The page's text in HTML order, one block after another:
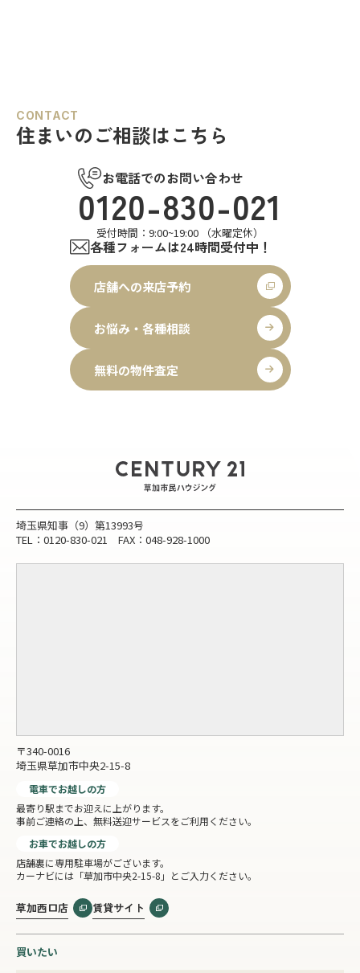
CONTACT
住まいのご相談はこちら
お電話でのお問い合わせ
0120-830-021
受付時間：9:00~19:00 （水曜定休）
各種フォームは24時間受付中！
店舗への来店予約
お悩み・各種相談
無料の物件査定
埼玉県知事（9）第13993号
TEL：0120-830-021 FAX：048-928-1000
〒340-0016
埼玉県草加市中央2-15-8
電車でお越しの方
最寄り駅までお迎えに上がります。
事前ご連絡の上、無料送迎サービスをご利用ください。
お車でお越しの方
店舗裏に専用駐車場がございます。
カーナビには「草加市中央2-15-8」とご入力ください。
草加西口店 賃貸サイト
買いたい